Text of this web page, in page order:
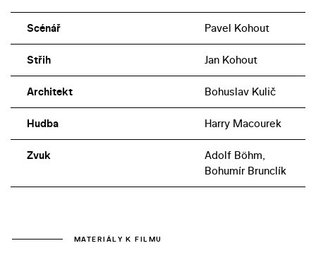
Scénář Pavel Kohout
Střih Jan Kohout
Architekt Bohuslav Kulič
Hudba Harry Macourek
Zvuk
Adolf Böhm,
Bohumír Brunclík
MATERIÁLY K FILMU